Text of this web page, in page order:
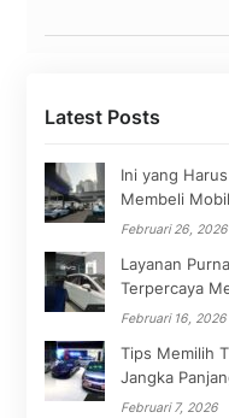
Latest Posts
Ini yang
Membeli
Februari 26, 2026
Layanan
Terpercaya
Februari 16, 2026
Tips Memilih
Jangka
Februari 7, 2026